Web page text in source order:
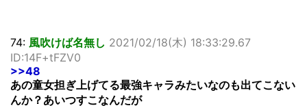
74: 風吹けば名無し 2021/02/18(木) 18:33:29.67
ID:14F+tFZV0
>>48
あの童女担ぎ上げてる最強キャラみたいなのも出てこない
んか？あいつすこなんだが